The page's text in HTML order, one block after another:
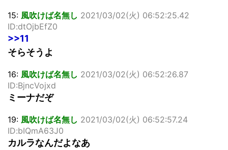
15: 風吹けば名無し 2021/03/02(火) 06:52:25.42
ID:dtOjbEfZ0
>>11
そらそうよ
16: 風吹けば名無し 2021/03/02(火) 06:52:26.87
ID:BjncVojxd
ミーナだぞ
19: 風吹けば名無し 2021/03/02(火) 06:52:57.24
ID:bIQmA63J0
カルラなんだよなあ